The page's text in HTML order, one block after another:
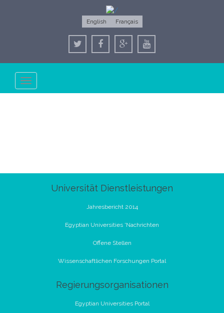
English Français
Toggle
navigation
Universität Dienstleistungen
Jahresbericht 2014
Egyptian Universities 'Nachrichten
Offene Stellen
Wissenschaftlichen Forschungen Portal
Regierungsorganisationen
Egyptian Universities Portal